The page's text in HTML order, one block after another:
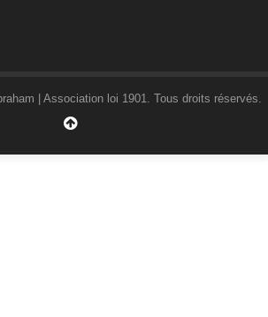
| Association loi 1901. Tous droits réservés.